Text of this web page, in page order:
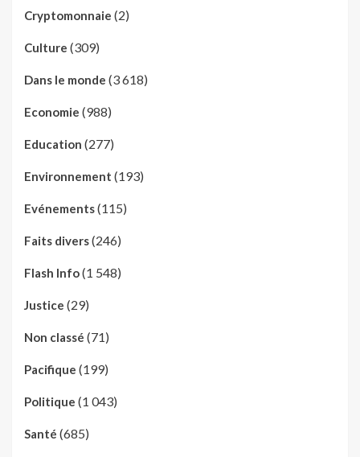
Cryptomonnaie (2)
Culture (309)
Dans le monde (3 618)
Economie (988)
Education (277)
Environnement (193)
Evénements(115)
Faits divers(246)
Flash Info(1 548)
Justice (29)
Non classé (71)
Pacifique (199)
Politique (1 043)
Santé (685)